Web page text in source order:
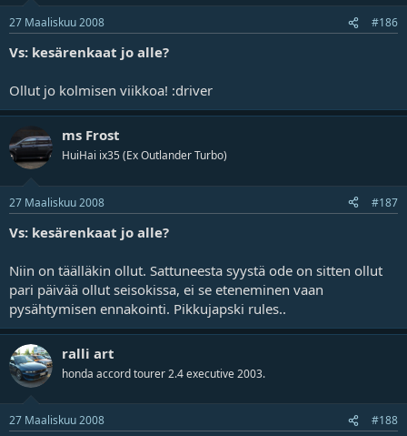
27 Maaliskuu 2008 #186
Vs: kesärenkaat jo alle?
Ollut jo kolmisen viikkoa! :driver
ms Frost
HuiHai ix35 (Ex Outlander Turbo)
27 Maaliskuu 2008 #187
Vs: kesärenkaat jo alle?
Niin on täälläkin ollut. Sattuneesta syystä ode on sitten ollut
pari päivää ollut seisokissa, ei se eteneminen vaan
pysähtymisen ennakointi. Pikkujapski rules..
ralli art
honda accord tourer 2.4 executive 2003.
27 Maaliskuu 2008 #188